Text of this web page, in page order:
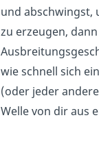
und abschwingst,
zu erzeugen,
wie schnell sich
(oder jeder
Welle von dir aus